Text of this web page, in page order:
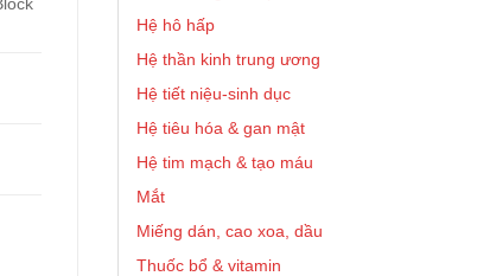
Hệ hô hấp
Hệ thần kinh trung ương
Hệ tiết niệu-sinh dục
Hệ tiêu hóa & gan mật
Hệ tim mạch & tạo máu
Mắt
Miếng dán, cao xoa, dầu
Thuốc bổ & vitamin